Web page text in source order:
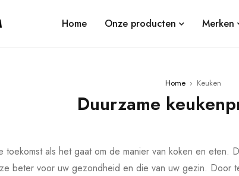
Home Onze producten Merken
Home › Keuken
Duurzame
toekomst als het gaat om de manier van koken en eten.
beter voor uw gezondheid en die van uw gezin. Door